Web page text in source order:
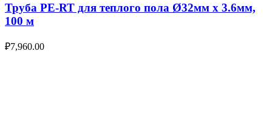
Труба PE-RT для теплого пола Ø32мм х 3.6мм,
100 м
₽7,960.00